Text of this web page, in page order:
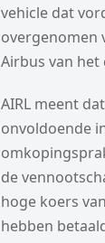
vehicle dat
overgenomen
Airbus van
AIRL meent
onvoldoende
de
hoge koers
hebben